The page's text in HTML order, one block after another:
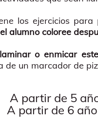
los ejercicios
alumno coloree
o enmicar
de un marcador de
A partir de 5
A partir de 6